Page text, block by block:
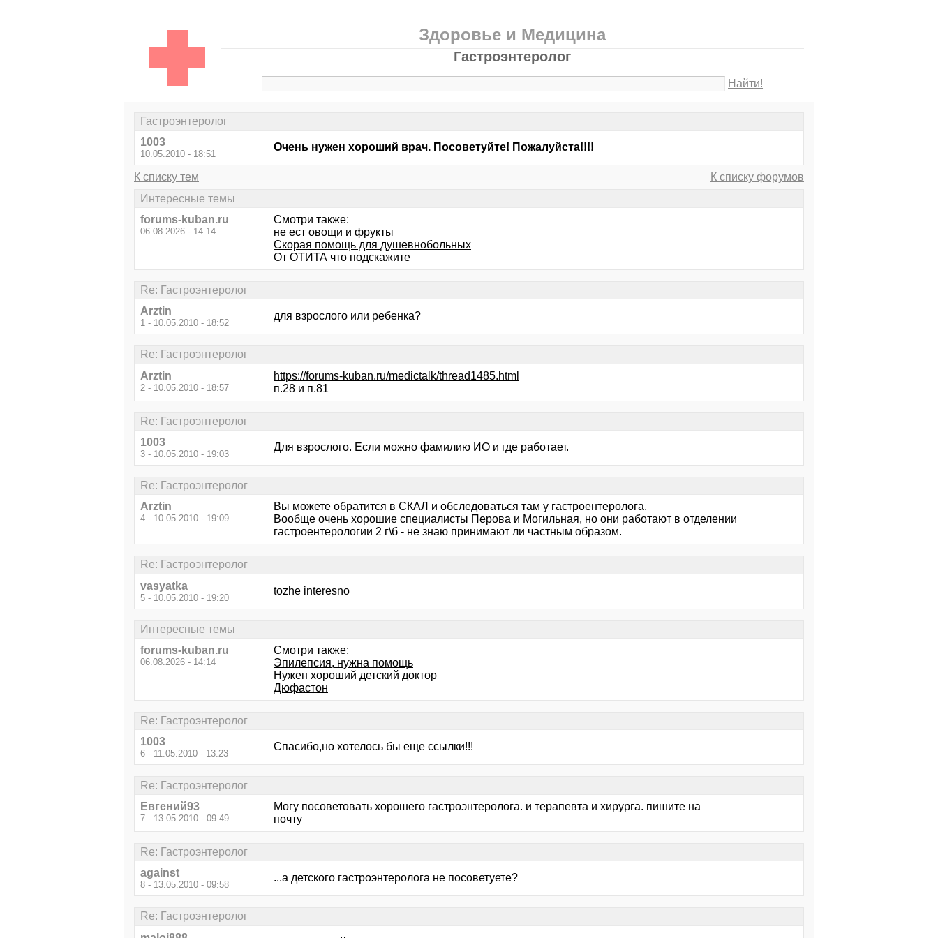
Здоровье и Медицина
Гастроэнтеролог
Найти!
Гастроэнтеролог
1003
10.05.2010 - 18:51
Очень нужен хороший врач. Посоветуйте! Пожалуйста!!!!
К списку тем
К списку форумов
Интересные темы
forums-kuban.ru
06.08.2026 - 14:14
Смотри также:
не ест овощи и фрукты
Скорая помощь для душевнобольных
От ОТИТА что подскажите
Re: Гастроэнтеролог
Arztin
1 - 10.05.2010 - 18:52
для взрослого или ребенка?
Re: Гастроэнтеролог
Arztin
2 - 10.05.2010 - 18:57
https://forums-kuban.ru/medictalk/thread1485.html
п.28 и п.81
Re: Гастроэнтеролог
1003
3 - 10.05.2010 - 19:03
Для взрослого. Если можно фамилию ИО и где работает.
Re: Гастроэнтеролог
Arztin
4 - 10.05.2010 - 19:09
Вы можете обратится в СКАЛ и обследоваться там у гастроентеролога.
Вообще очень хорошие специалисты Перова и Могильная, но они работают в отделении
гастроентерологии 2 г\б - не знаю принимают ли частным образом.
Re: Гастроэнтеролог
vasyatka
5 - 10.05.2010 - 19:20
tozhe interesno
Интересные темы
forums-kuban.ru
06.08.2026 - 14:14
Смотри также:
Эпилепсия, нужна помощь
Нужен хороший детский доктор
Дюфастон
Re: Гастроэнтеролог
1003
6 - 11.05.2010 - 13:23
Спасибо,но хотелось бы еще ссылки!!!
Re: Гастроэнтеролог
Евгений93
7 - 13.05.2010 - 09:49
Могу посоветовать хорошего гастроэнтеролога. и терапевта и хирурга. пишите на
почту
Re: Гастроэнтеролог
against
8 - 13.05.2010 - 09:58
...а детского гастроэнтеролога не посоветуете?
Re: Гастроэнтеролог